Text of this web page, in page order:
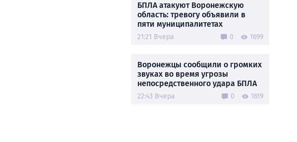
БПЛА атакуют Воронежскую
область: тревогу объявили в
пяти муниципалитетах
21:21 Вчера 0 1699
Воронежцы сообщили о громких
звуках во время угрозы
непосредственного удара БПЛА
22:43 Вчера 0 1619